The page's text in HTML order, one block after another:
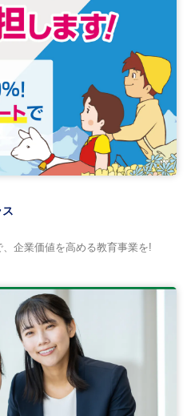
、企業価値を高める教育事業を!